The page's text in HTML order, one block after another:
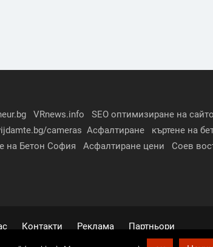
VRnews.info
SEO оптимизиране на
cameras Асфалтиране
къртене на
на Бетон София Асфалтиране цени
Соев
Контакти Реклама
Партньори